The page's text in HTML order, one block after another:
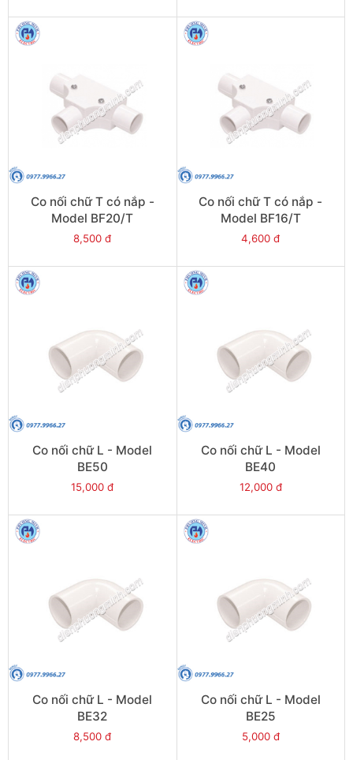
Co nối chữ T có nắp -
Model BF20/T
8,500 đ
Co nối chữ T có nắp -
Model BF16/T
4,600 đ
Co nối chữ L - Model
BE50
15,000 đ
Co nối chữ L - Model
BE40
12,000 đ
Co nối chữ L - Model
BE32
8,500 đ
Co nối chữ L - Model
BE25
5,000 đ